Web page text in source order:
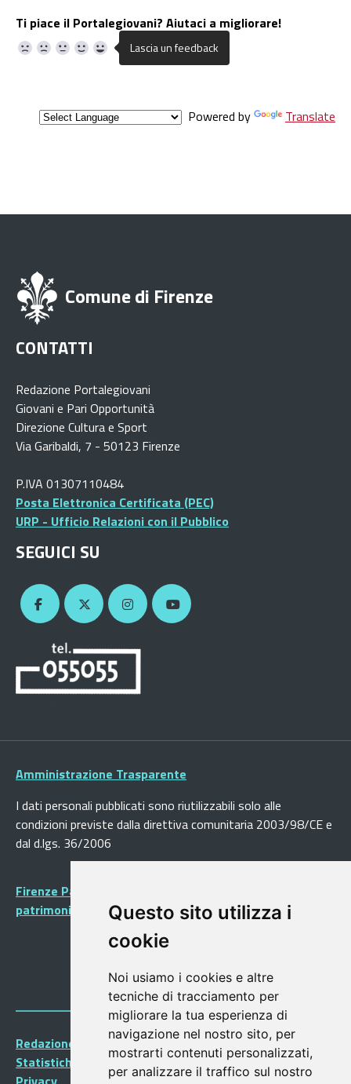
Questo sito utilizza i
cookie
Noi usiamo i cookies e altre
tecniche di tracciamento per
migliorare la tua esperienza di
navigazione nel nostro sito, per
mostrarti contenuti personalizzati,
per analizzare il traffico sul nostro
Ti piace il Portalegiovani? Aiutaci a migliorare!
Powered by Translate
Comune di Firenze
CONTATTI
Redazione Portalegiovani
Giovani e Pari Opportunità
Direzione Cultura e Sport
Via Garibaldi, 7 - 50123 Firenze
P.IVA 01307110484
Posta Elettronica Certificata (PEC)
URP - Ufficio Relazioni con il Pubblico
SEGUICI SU
Amministrazione Trasparente
I dati personali pubblicati sono riutilizzabili solo alle
condizioni previste dalla direttiva comunitaria 2003/98/CE e
dal d.lgs. 36/2006
Firenze Patrimonio Mondiale - Centro storico di Firenze
patrimonio dell’Umanità
Redazione Portalegiovani
Statistiche